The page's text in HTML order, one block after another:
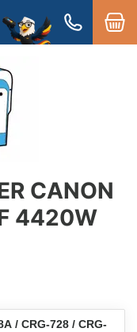
CANON
4420W
/ CRG-728 / CRG-